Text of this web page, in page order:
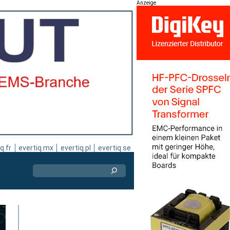
evertiq.mx evertiq.pl evertiq.se
Anzeige